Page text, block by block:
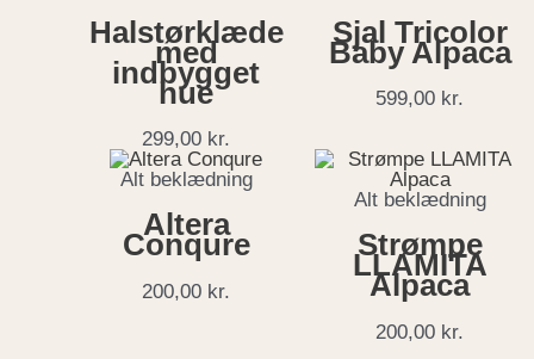
Halstørklæde
med
indbygget
hue
299,00 kr.
Sjal Tricolor
Baby Alpaca
599,00 kr.
Alt beklædning
Altera
Conqure
200,00 kr.
Alt beklædning
Strømpe
LLAMITA
Alpaca
200,00 kr.